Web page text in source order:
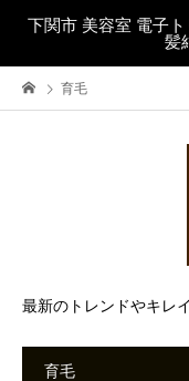
下関市 美容室 電子
髪
育毛
最新のトレンドやキレ
育毛